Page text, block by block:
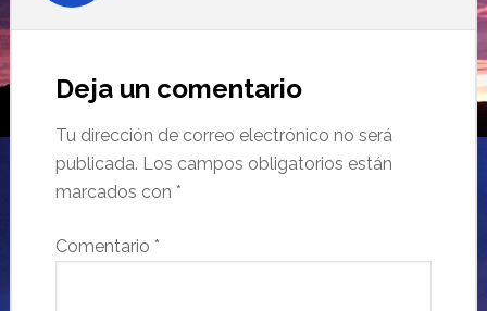
Deja un comentario
Tu dirección de correo electrónico no será
publicada. Los campos obligatorios están
marcados con *
Comentario *